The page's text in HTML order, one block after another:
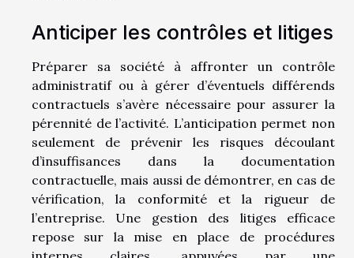
Anticiper les contrôles et litiges
Préparer sa société à affronter un contrôle
administratif ou à gérer d’éventuels différends
contractuels s’avère nécessaire pour assurer la
pérennité de l’activité. L’anticipation permet non
seulement de prévenir les risques découlant
d’insuffisances dans la documentation
contractuelle, mais aussi de démontrer, en cas de
vérification, la conformité et la rigueur de
l’entreprise. Une gestion des litiges efficace
repose sur la mise en place de procédures